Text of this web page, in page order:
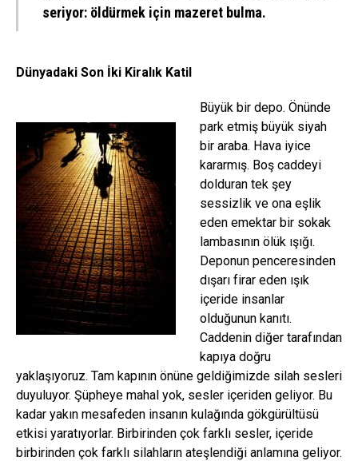
seriyor: öldürmek için mazeret bulma.
Dünyadaki Son İki Kiralık Katil
Büyük bir depo. Önünde
park etmiş büyük siyah
bir araba. Hava iyice
kararmış. Boş caddeyi
dolduran tek şey
sessizlik ve ona eşlik
eden emektar bir sokak
lambasının ölük ışığı.
Deponun penceresinden
dışarı firar eden ışık
içeride insanlar
olduğunun kanıtı.
Caddenin diğer tarafından
kapıya doğru
yaklaşıyoruz. Tam kapının önüne geldiğimizde silah sesleri
duyuluyor. Şüpheye mahal yok, sesler içeriden geliyor. Bu
kadar yakın mesafeden insanın kulağında gökgürültüsü
etkisi yaratıyorlar. Birbirinden çok farklı sesler, içeride
birbirinden çok farklı silahların ateşlendiği anlamına geliyor.